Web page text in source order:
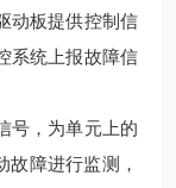
动板提供控制信
系统上报故障信
号，为单元上的
故障进行监测，